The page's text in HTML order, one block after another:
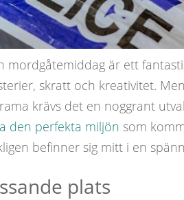
mordgåtemiddag är ett
skratt och kreativitet.
krävs det en noggrant
den perfekta miljön som
befinner sig mitt i en
plats